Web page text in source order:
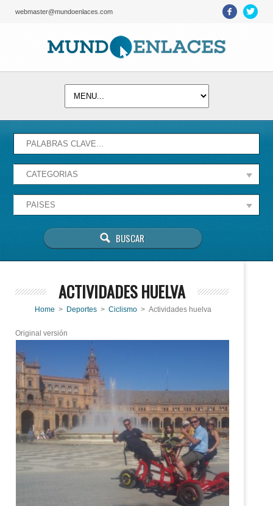
webmaster@mundoenlaces.com
ACTIVIDADES HUELVA
Home > Deportes> Ciclismo > Actividades huelva
Original versión